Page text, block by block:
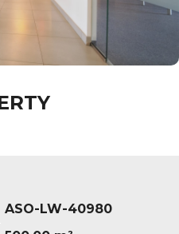
ASO-LW-40980